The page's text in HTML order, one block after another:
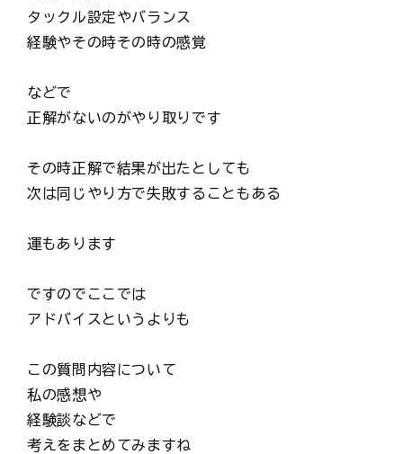
タックル設定やバランス
経験やその時その時の感覚
などで
正解がないのがやり取りです
その時正解で結果が出たとしても
次は同じやり方で失敗することもある
運もあります
ですのでここでは
アドバイスというよりも
この質問内容について
私の感想や
経験談などで
考えをまとめてみますね